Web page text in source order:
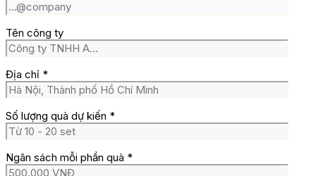
Tên công ty
Địa chỉ *
Số lượng quà dự kiến *
Ngân sách mỗi phần quà *